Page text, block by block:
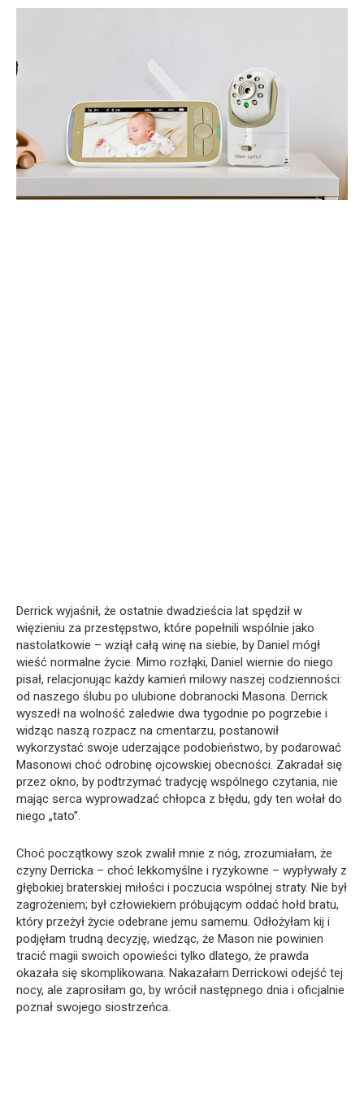
Derrick wyjaśnił, że ostatnie dwadzieścia lat spędził w
więzieniu za przestępstwo, które popełnili wspólnie jako
nastolatkowie – wziął całą winę na siebie, by Daniel mógł
wieść normalne życie. Mimo rozłąki, Daniel wiernie do niego
pisał, relacjonując każdy kamień milowy naszej codzienności:
od naszego ślubu po ulubione dobranocki Masona. Derrick
wyszedł na wolność zaledwie dwa tygodnie po pogrzebie i
widząc naszą rozpacz na cmentarzu, postanowił
wykorzystać swoje uderzające podobieństwo, by podarować
Masonowi choć odrobinę ojcowskiej obecności. Zakradał się
przez okno, by podtrzymać tradycję wspólnego czytania, nie
mając serca wyprowadzać chłopca z błędu, gdy ten wołał do
niego „tato”.
Choć początkowy szok zwalił mnie z nóg, zrozumiałam, że
czyny Derricka – choć lekkomyślne i ryzykowne – wypływały z
głębokiej braterskiej miłości i poczucia wspólnej straty. Nie był
zagrożeniem; był człowiekiem próbującym oddać hołd bratu,
który przeżył życie odebrane jemu samemu. Odłożyłam kij i
podjęłam trudną decyzję, wiedząc, że Mason nie powinien
tracić magii swoich opowieści tylko dlatego, że prawda
okazała się skomplikowana. Nakazałam Derrickowi odejść tej
nocy, ale zaprosiłam go, by wrócił następnego dnia i oficjalnie
poznał swojego siostrzeńca.